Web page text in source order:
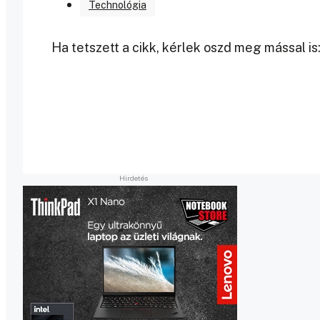
Technológia
Ha tetszett a cikk, kérlek oszd meg mással is: